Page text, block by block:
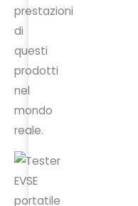
prestazioni
di
questi
prodotti
nel
mondo
reale.